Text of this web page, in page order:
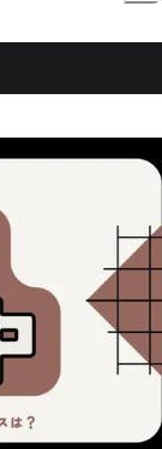
谩悰㋐㋇㌑Ɛ㋶㋰㊋男㋺賾
㎜㍕㎁㍙㎧㍾ƾ耇沃㌣寡婆畨
畮㍡㋸㍼㍨㎄遲㍉㍣㍂㍞溺
弴㎎㍴㎐㎊㎇㎑㍽㎸㎓馥
㎭㑫㒌㒃㑞㎳嗄媆暺旐槭㐴
㏩㒦㓒㒋㒥鳁㑜㑃㐰㑉㑆˩˱
ヂ妞ヅト妃ㄊㄇり俚啀リワ
ヨㄋゥ㄂ㄹㄑㄪㄗㄙ燌璲ㄗㄜ
ボ憡夎ㅰ懮谸ㄼㄼ窻吣ㄼㅇ
侕単ㅘ伳匥ㅦㅶ瞋瘱ㅪㅵ㆘
ㆱ㇂㇆㆚ㆪ㈦ㇷ㈇U升ㆢ㇋
㇑㇆㇟㇜ㆀ矼侊㉖㉘㈰㇙
㇩㈮㇭㈓㈭㈵㈖㈛ㆮ棚愂㈛
㈕㈘㉁㉖颸柩恽鲰㈝㉈㈻㇞
㊅㊫ŀ㈯㈯㊦㊆㊳㊺㊬㊌㊋㊮
㋜戁㋁㌀溏㋅兒㊿㋛㉿Ɔ㋽
㋱㌋㋨㋫㌔㌩㊩㋫㌵糙㌚